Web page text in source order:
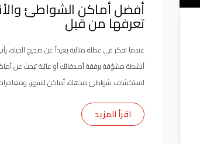
تعرفها من قبل
عندما تفكر في عطلة مثالية بعيداً عن ضجيج الحياة،
أنشطة مشوّقة برفقة أصدقائك أو عائلة تبحث عن
لاستكشاف شواطئ مذهلة، أماكن للسهر،
اقرأ المزيد